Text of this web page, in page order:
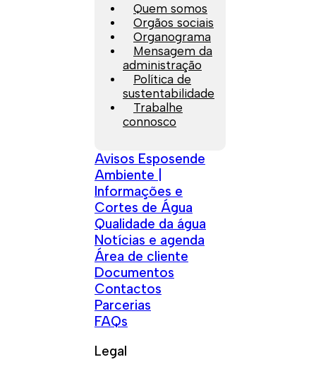
Quem somos
Orgãos sociais
Organograma
Mensagem da
administração
Política de
sustentabilidade
Trabalhe
connosco
Avisos Esposende
Ambiente |
Informações e
Cortes de Água
Qualidade da água
Notícias e agenda
Área de cliente
Documentos
Contactos
Parcerias
FAQs
Legal